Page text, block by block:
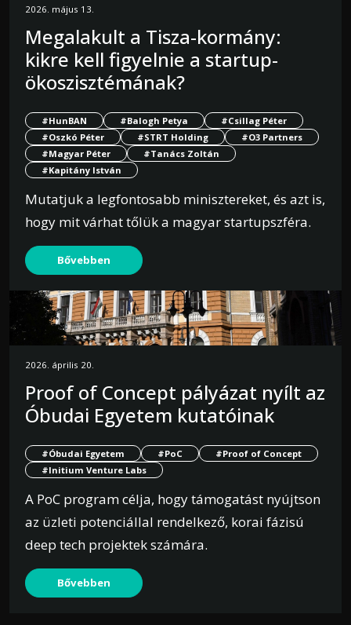
piac között, segítve az európai alapítókat az
Egyesült Államokba történő terjeszkedésben.
Bővebben
Programok, lehetőségek
2026. április 20.
Proof of Concept pályázat nyílt az
Óbudai Egyetem kutatóinak
#Óbudai Egyetem #PoC
#Proof of Concept
#Initium Venture Labs
A PoC program célja, hogy támogatást nyújtson
az üzleti potenciállal rendelkező, korai fázisú
deep tech projektek számára.
Bővebben
2026. május 13.
Megalakult a Tisza-kormány:
kikre kell figyelnie a startup-
ökoszisztémának?
#HunBAN #Balogh Petya
#Csillag Péter
#Oszkó Péter
#STRT Holding
#O3 Partners
#Magyar Péter
#Tanács Zoltán
#Kapitány István
Mutatjuk a legfontosabb minisztereket, és azt is,
hogy mit várhat tőlük a magyar startupszféra.
Bővebben